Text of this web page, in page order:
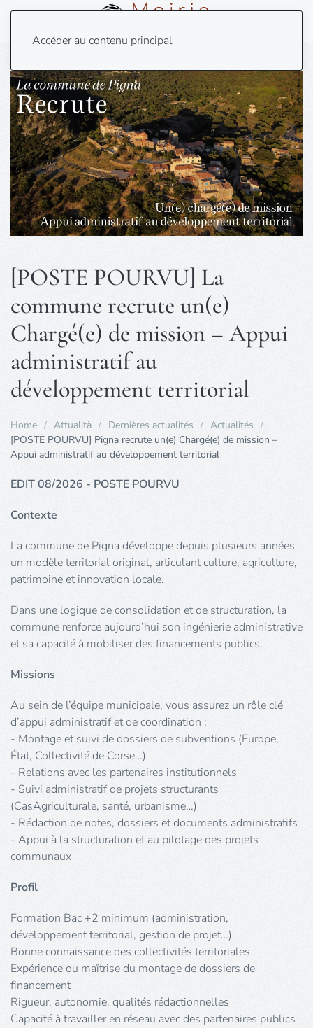
Accéder au contenu principal
[POSTE POURVU] La
commune recrute un(e)
Chargé(e) de mission – Appui
administratif au
développement territorial
Home Attualità Dernières actualités
Actualités
[POSTE POURVU] Pigna recrute un(e) Chargé(e) de mission –
Appui administratif au développement territorial
EDIT 08/2026 - POSTE POURVU
Contexte
La commune de Pigna développe depuis plusieurs années
un modèle territorial original, articulant culture, agriculture,
patrimoine et innovation locale.
Dans une logique de consolidation et de structuration, la
commune renforce aujourd’hui son ingénierie administrative
et sa capacité à mobiliser des financements publics.
Missions
Au sein de l’équipe municipale, vous assurez un rôle clé
d’appui administratif et de coordination :
- Montage et suivi de dossiers de subventions (Europe,
État, Collectivité de Corse…)
- Relations avec les partenaires institutionnels
- Suivi administratif de projets structurants
(CasAgriculturale, santé, urbanisme…)
- Rédaction de notes, dossiers et documents administratifs
- Appui à la structuration et au pilotage des projets
communaux
Profil
Formation Bac +2 minimum (administration,
développement territorial, gestion de projet…)
Bonne connaissance des collectivités territoriales
Expérience ou maîtrise du montage de dossiers de
financement
Rigueur, autonomie, qualités rédactionnelles
Capacité à travailler en réseau avec des partenaires publics